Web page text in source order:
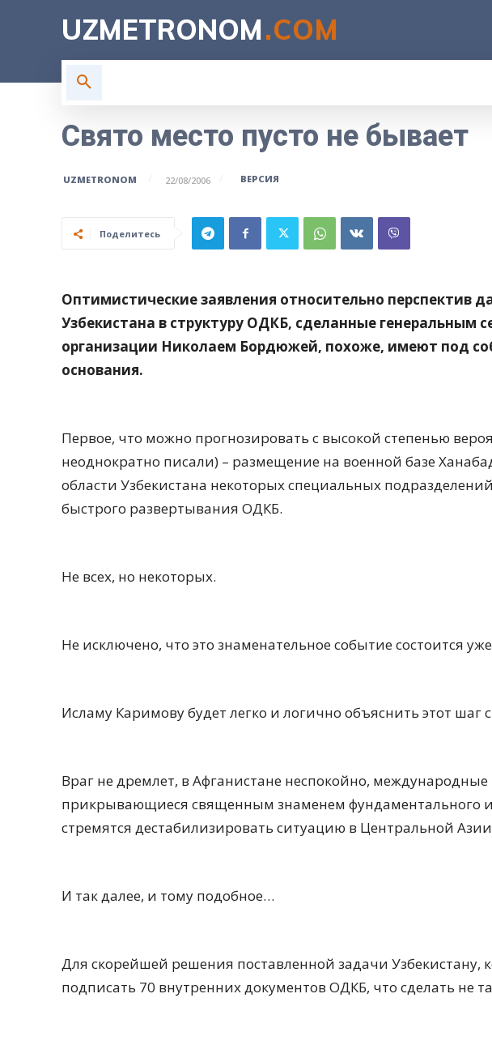
UZMETRONOM.COM
Свято место пусто не бывает
UZMETRONOM 22/08/2006 ВЕРСИЯ
Поделитесь
Оптимистические заявления относительно перспектив
Узбекистана в структуру ОДКБ, сделанные генеральным
организации Николаем Бордюжей, похоже, имеют под
основания.
Первое, что можно прогнозировать с высокой степенью
неоднократно писали) – размещение на военной базе
области Узбекистана некоторых специальных
быстрого развертывания ОДКБ.
Не всех, но некоторых.
Не исключено, что это знаменательное событие состоится
Исламу Каримову будет легко и логично объяснить этот шаг
Враг не дремлет, в Афганистане неспокойно,
прикрывающиеся священным знаменем фундаментального
стремятся дестабилизировать ситуацию в Центральной
И так далее, и тому подобное…
Для скорейшей решения поставленной задачи Узбекистану,
подписать 70 внутренних документов ОДКБ, что сделать не